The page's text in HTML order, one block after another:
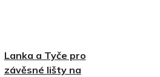
Lanka a Tyče pro
závěsné lišty na